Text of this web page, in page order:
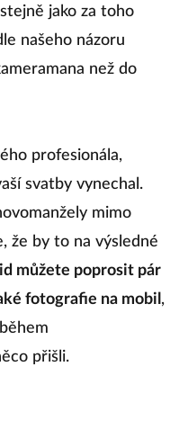
jako za toho
našeho názoru
než do
profesionála,
svatby vynechal.
mimo
že by to na výsledné
můžete poprosit pár
fotografie na mobil ,
přišli.